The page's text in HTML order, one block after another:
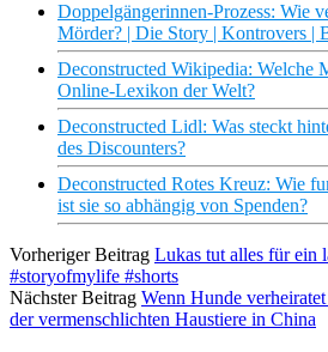
Doppelgängerinnen-Prozess: Wie
Mörder? | Die Story | Kontrovers |
Deconstructed Wikipedia: Welche
Online-Lexikon der Welt?
Deconstructed Lidl: Was steckt
des Discounters?
Deconstructed Rotes Kreuz: Wie
ist sie so abhängig von Spenden?
Vorheriger Beitrag Lukas tut alles für ein
#storyofmylife #shorts
Nächster Beitrag Wenn Hunde
der vermenschlichten Haustiere in China